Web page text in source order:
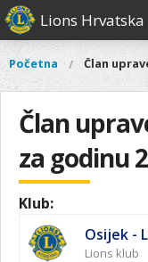
Skoči
na
sadržaj
Lions Hrvatska
O nama
Naši projekti
Aktivnosti
Glavni
O
nama
Distrikt
Naši
Aktivnosti
Vi
ste
ovdje
Početna Član
Član
za godinu
Klub:
Osijek -
Lions klub